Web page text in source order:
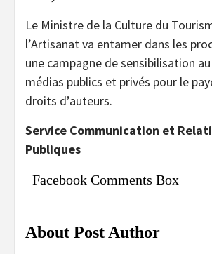
Le Ministre de la Culture du
l’Artisanat va entamer dans les
une campagne de sensibilisation
médias publics et privés pour le
droits d’auteurs.
Service Communication et
Publiques
Facebook Comments Box
About Post Author